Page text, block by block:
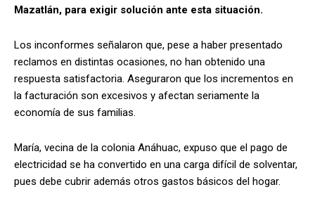
Mazatlán, para exigir solución ante esta situación.
Los inconformes señalaron que, pese a haber presentado
reclamos en distintas ocasiones, no han obtenido una
respuesta satisfactoria. Aseguraron que los incrementos en
la facturación son excesivos y afectan seriamente la
economía de sus familias.
María, vecina de la colonia Anáhuac, expuso que el pago de
electricidad se ha convertido en una carga difícil de solventar,
pues debe cubrir además otros gastos básicos del hogar.